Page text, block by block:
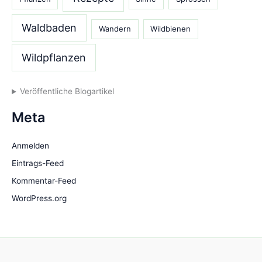
Waldbaden Wandern Wildbienen
Wildpflanzen
Veröffentliche Blogartikel
Meta
Anmelden
Eintrags-Feed
Kommentar-Feed
WordPress.org